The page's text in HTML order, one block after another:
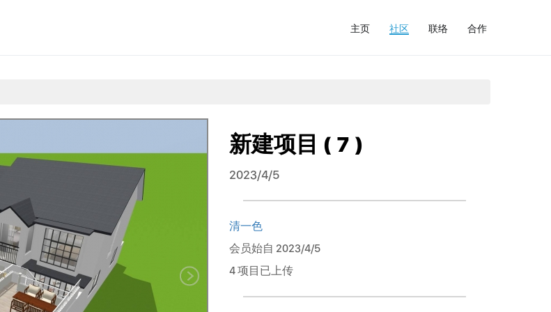
主页 社区 联络 合作
新建项目 ( 7 )
2023/4/5
清一色
会员始自 2023/4/5
4 项目已上传